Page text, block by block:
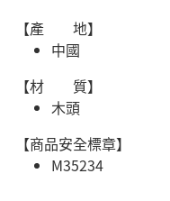
【產 地】
中國
【材 質】
木頭
【商品安全標章】
M35234